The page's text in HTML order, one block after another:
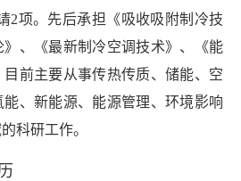
2项。先后承担《吸收吸附制冷技
、《最新制冷空调技术》、《能
前主要从事传热传质、储能、空
、新能源、能源管理、环境影响
科研工作。